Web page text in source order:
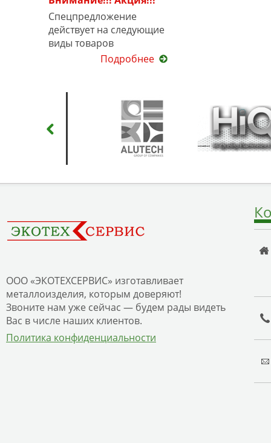
Спецпредложение
действует на следующие
виды товаров
Подробнее
ООО «ЭКОТЕХСЕРВИС» изготавливает
металлоизделия, которым доверяют!
Звоните нам уже сейчас — будем рады видеть
Вас в числе наших клиентов.
Политика конфиденциальности